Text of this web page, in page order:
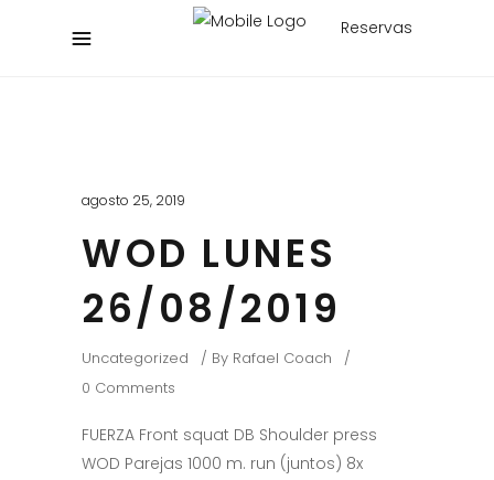
Reservas
agosto 25, 2019
WOD LUNES
26/08/2019
Uncategorized By Rafael Coach
0 Comments
FUERZA Front squat DB Shoulder press
WOD Parejas 1000 m. run (juntos) 8x